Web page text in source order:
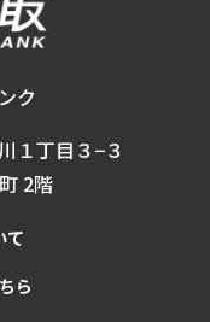
ク
１丁目３−３
2階
て
ら